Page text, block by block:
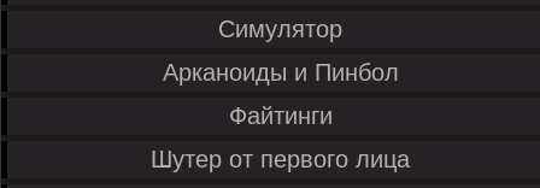
Симулятор
Арканоиды и Пинбол
Файтинги
Шутер от первого лица